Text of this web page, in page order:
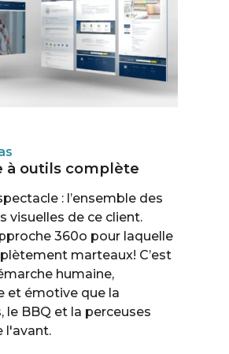
à outils complète
: l’ensemble des
visuelles de ce client.
360o pour laquelle
marteaux! C’est
humaine,
et émotive que la
le BBQ et la perceuses
l'avant.